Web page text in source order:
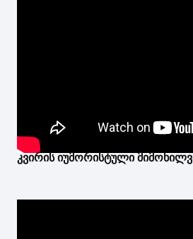
კვირის იუმორისტული